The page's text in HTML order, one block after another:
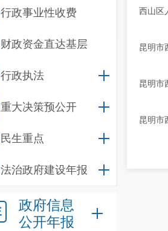
行政事业性收费
财政资金直达基层
行政执法
重大决策预公开
民生重点
法治政府建设年报
政府信息
公开年报
西山区
昆明市
昆明市
昆明市